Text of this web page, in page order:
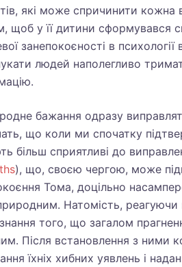
які може спричинити кожна
щоб у її дитини сформувався
занепокоєності в психології
людей наполегливо
бажання одразу
що коли ми спочатку
більш сприятливі до
), що, своєю чергою, може
Тома, доцільно
Натомість,
того, що загалом
Після встановлення з
їхніх хибних уявлень і